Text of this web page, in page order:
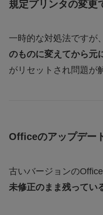
規定プリンタの変更
一時的な対処法ですが、
のものに変えてから元
がリセットされ問題が
Officeのアップデー
古いバージョンのOffice
未修正のまま残ってい